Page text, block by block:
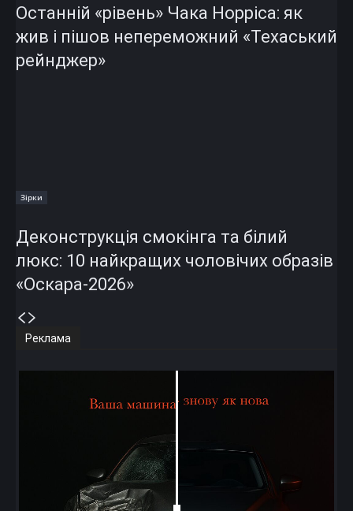
Останній «рівень» Чака Норріса: як
жив і пішов непереможний «Техаський
рейнджер»
Зірки
Деконструкція смокінга та білий
люкс: 10 найкращих чоловічих образів
«Оскара-2026»
Реклама